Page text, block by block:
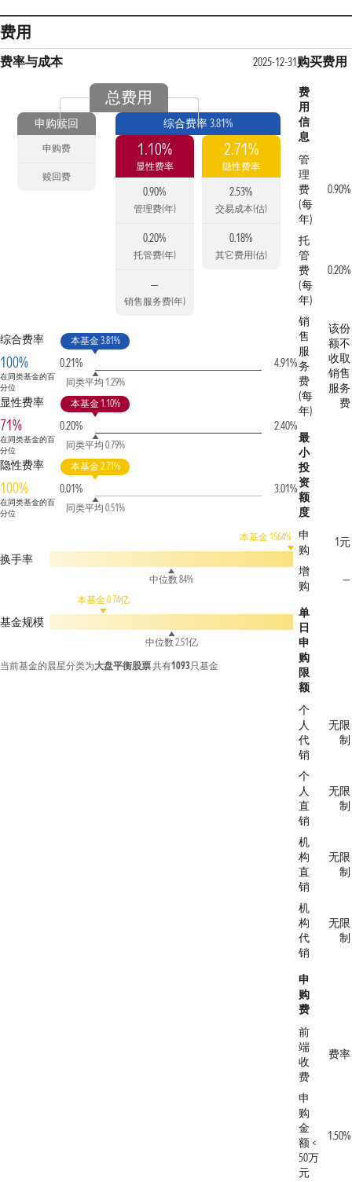
费用
费率与成本 2025-12-31
总费用
申购赎回
申购费
赎回费
综合费率 3.81%
1.10%
显性费率
0.90%
管理费(年)
0.20%
托管费(年)
—
销售服务费(年)
2.71%
隐性费率
2.53%
交易成本(估)
0.18%
其它费用(估)
综合费率
100%
在同类基金的百
分位
0.21%
本基金 3.81%
同类平均 1.29%
4.91%
显性费率
71%
在同类基金的百
分位
0.20%
本基金 1.10%
同类平均 0.79%
2.40%
隐性费率
100%
在同类基金的百
分位
0.01%
本基金 2.71%
同类平均 0.51%
3.01%
换手率
本基金 1564%
中位数 84%
基金规模
本基金 0.74亿
中位数 2.51亿
当前基金的晨星分类为大盘平衡股票共有1093只基金
购买费用
费
用
信
息
管
理
费
(每
年)
0.90%
托
管
费
(每
年)
0.20%
销
售
服
务
费
(每
年)
该份
额不
收取
销售
服务
费
最
小
投
资
额
度
申
购
1元
增
购
—
单
日
申
购
限
额
个
人
代
销
无限
制
个
人
直
销
无限
制
机
构
直
销
无限
制
机
构
代
销
无限
制
申
购
费
前
端
收
费
费率
申
购
金
额 <
50万
元
1.50%